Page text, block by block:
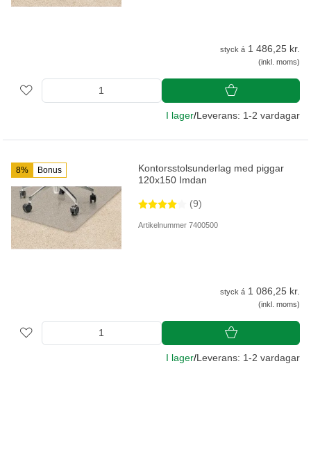
styck á 1 486,25 kr.
(inkl. moms)
I lager/Leverans: 1-2 vardagar
8% Bonus
Kontorsstolsunderlag med piggar
120x150 Imdan
(9)
Artikelnummer 7400500
styck á 1 086,25 kr.
(inkl. moms)
I lager/Leverans: 1-2 vardagar